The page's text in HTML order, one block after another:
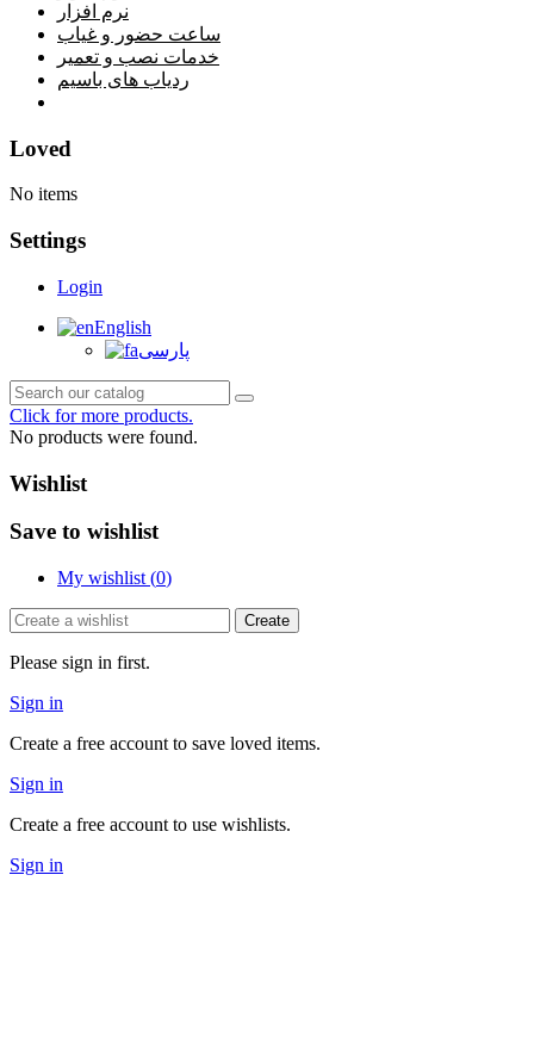
نرم افزار
ساعت حضور و غیاب
خدمات نصب و تعمیر
ردیاب های باسیم
Loved
No items
Settings
Login
English
پارسی
Click for more products.
No products were found.
Wishlist
Save to wishlist
My wishlist (0)
Create
Please sign in first.
Sign in
Create a free account to save loved items.
Sign in
Create a free account to use wishlists.
Sign in